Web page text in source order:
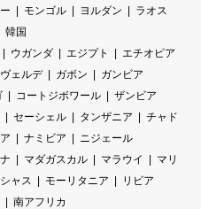
モンゴル ヨルダン
ラオス
韓国
ウガンダ エジプト
エチオピア
ェルデ ガボン
ガンビア
コートジボワール
ザンビア
セーシェル タンザニア
チャド
ナミビア
ニジェール
マダガスカル マラウイ
マリ
ャス モーリタニア
リビア
南アフリカ